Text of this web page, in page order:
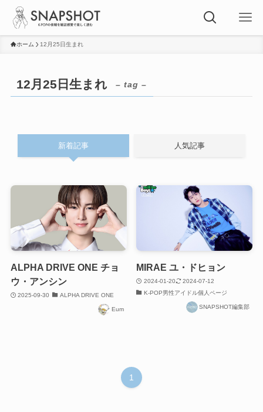
ホーム 12月25日生まれ
12月25日生まれ – tag –
新着記事 人気記事
ALPHA DRIVE ONE チョ
ウ・アンシン
2025-09-30 ALPHA DRIVE ONE
Eum
MIRAE ユ・ドヒョン
2024-01-20
2024-07-12
K-POP男性アイドル個人ページ
SNAPSHOT編集部
1